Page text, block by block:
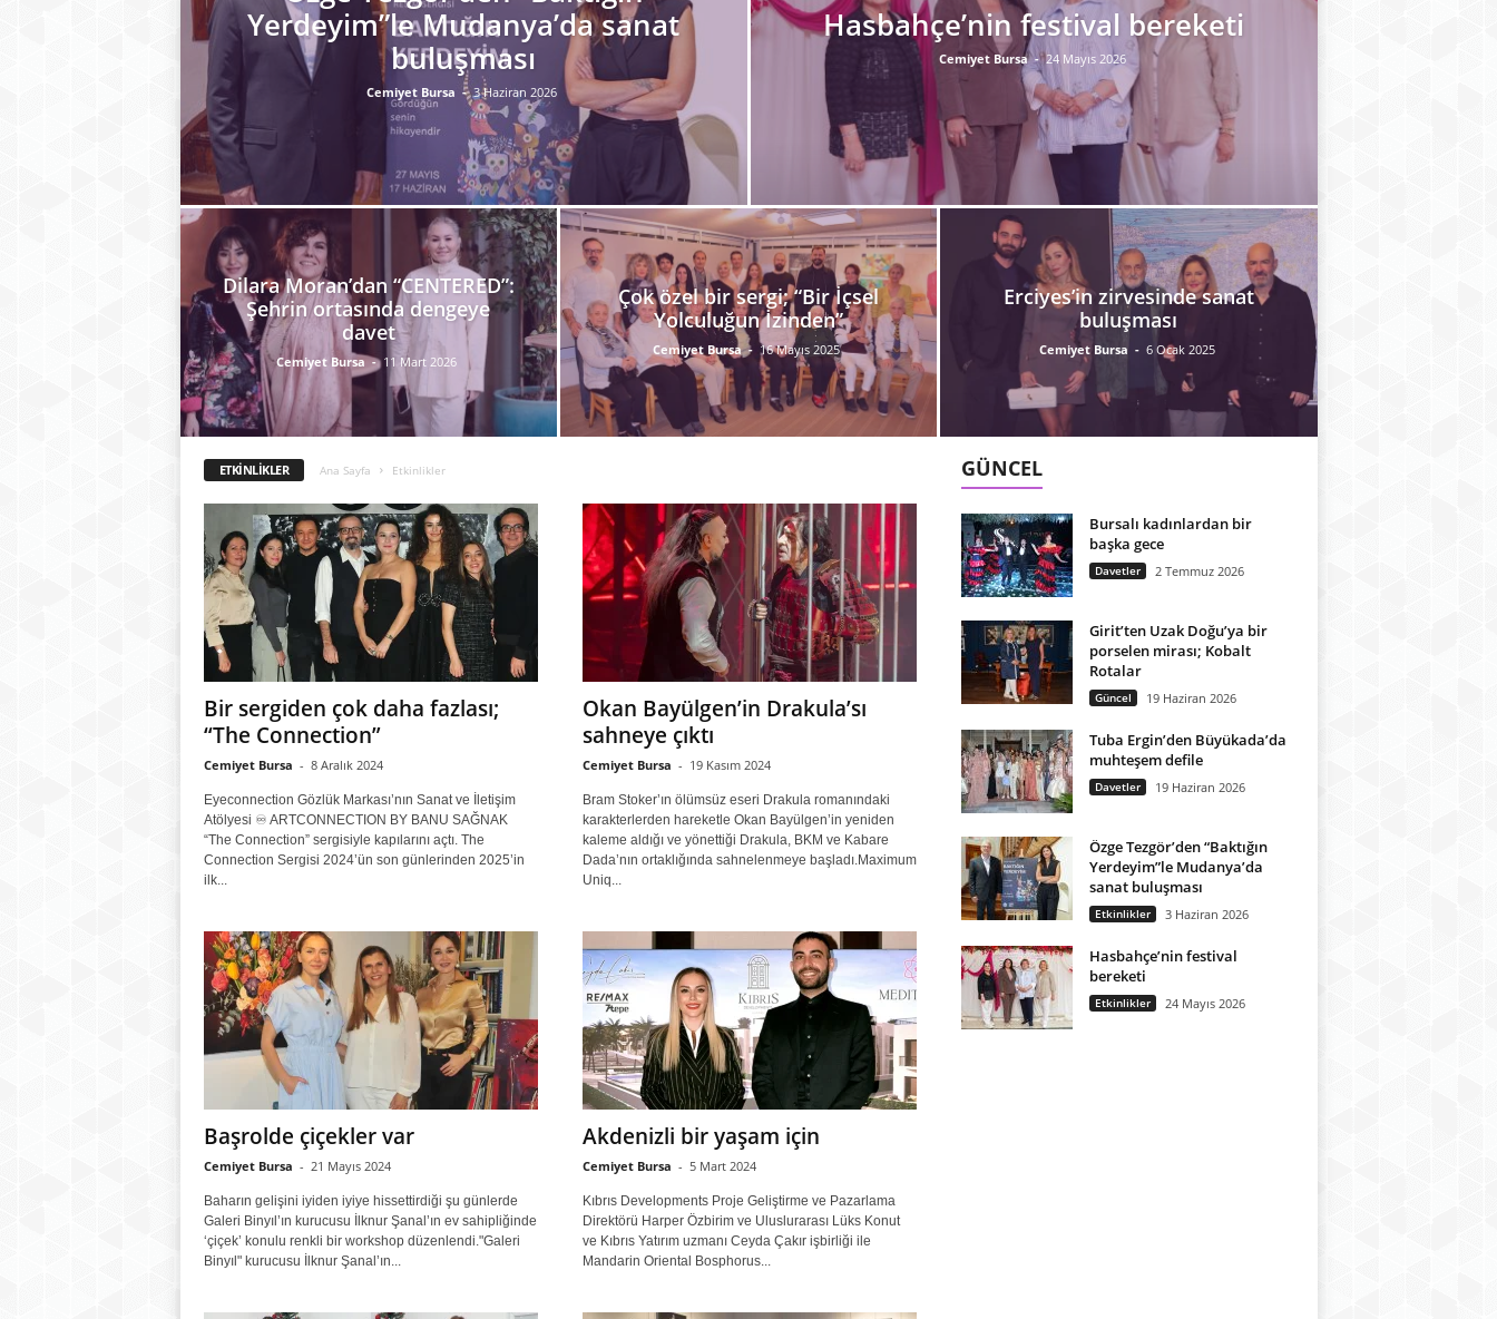
Yerdeyim”le Mudanya’da sanat
buluşması
Cemiyet Bursa - 3 Haziran 2026
Hasbahçe’nin festival bereketi
Cemiyet Bursa - 24 Mayıs 2026
Dilara Moran’dan “CENTERED”:
Şehrin ortasında dengeye
davet
Cemiyet Bursa - 11 Mart 2026
Çok özel bir sergi; “Bir İçsel
Yolculuğun İzinden”
Cemiyet Bursa - 16 Mayıs 2025
Erciyes’in zirvesinde sanat
buluşması
Cemiyet Bursa - 6 Ocak 2025
ETKINLIKLER Ana Sayfa Etkinlikler
Bir sergiden çok daha fazlası;
“The Connection”
Cemiyet Bursa - 8 Aralık 2024
Eyeconnection Gözlük Markası’nın Sanat ve İletişim
Atölyesi ♾️ ARTCONNECTION BY BANU SAĞNAK
“The Connection” sergisiyle kapılarını açtı. The
Connection Sergisi 2024’ün son günlerinden 2025’in
ilk...
Okan Bayülgen’in Drakula’sı
sahneye çıktı
Cemiyet Bursa - 19 Kasım 2024
Bram Stoker’ın ölümsüz eseri Drakula romanındaki
karakterlerden hareketle Okan Bayülgen’in yeniden
kaleme aldığı ve yönettiği Drakula, BKM ve Kabare
Dada’nın ortaklığında sahnelenmeye başladı.Maximum
Uniq...
Başrolde çiçekler var
Cemiyet Bursa - 21 Mayıs 2024
Baharın gelişini iyiden iyiye hissettirdiği şu günlerde
Galeri Binyıl’ın kurucusu İlknur Şanal’ın ev sahipliğinde
‘çiçek’ konulu renkli bir workshop düzenlendi."Galeri
Binyıl" kurucusu İlknur Şanal’ın...
Akdenizli bir yaşam için
Cemiyet Bursa - 5 Mart 2024
Kıbrıs Developments Proje Geliştirme ve Pazarlama
Direktörü Harper Özbirim ve Uluslurarası Lüks Konut
ve Kıbrıs Yatırım uzmanı Ceyda Çakır işbirliği ile
Mandarin Oriental Bosphorus...
GÜNCEL
Bursalı kadınlardan bir
başka gece
Davetler 2 Temmuz 2026
Girit’ten Uzak Doğu’ya bir
porselen mirası; Kobalt
Rotalar
Güncel 19 Haziran 2026
Tuba Ergin’den Büyükada’da
muhteşem defile
Davetler 19 Haziran 2026
Özge Tezgör’den “Baktığın
Yerdeyim”le Mudanya’da
sanat buluşması
Etkinlikler 3 Haziran 2026
Hasbahçe’nin festival
bereketi
Etkinlikler 24 Mayıs 2026